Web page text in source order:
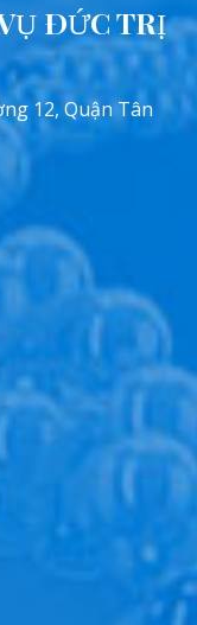
ĐỨC TRỊ
12, Quận Tân